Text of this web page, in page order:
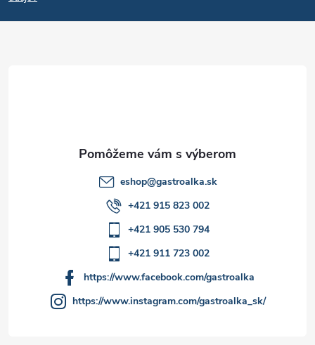
eshop@gastroalka.sk
+421 915 823 002
+421 905 530 794
+421 911 723 002
https://www.facebook.com/gastroalka
https://www.instagram.com/gastroalka_sk/